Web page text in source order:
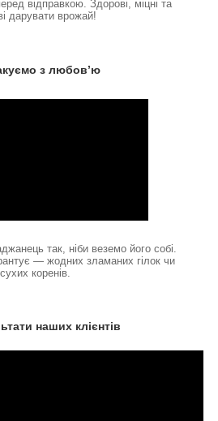
відправкою. Здорові, міцні та
дарувати врожай!
з любов’ю
так, ніби веземо його собі.
— жодних зламаних гілок чи
сухих коренів.
наших клієнтів